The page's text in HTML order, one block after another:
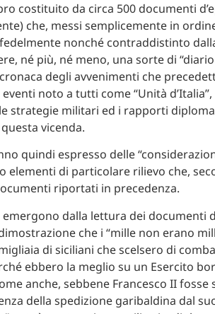
costituito da circa 500 documenti
che, messi semplicemente in
nonché contraddistinto
né più, né meno, una sorte di
degli avvenimenti che
noto a tutti come “Unità
strategie militari ed i rapporti
vicenda.
quindi espresso delle
elementi di particolare rilievo che,
riportati in precedenza.
dalla lettura dei documenti
che i “mille non erano
di siciliani che scelsero di
ebbero la meglio su un Esercito
anche, sebbene Francesco II
della spedizione garibaldina dal